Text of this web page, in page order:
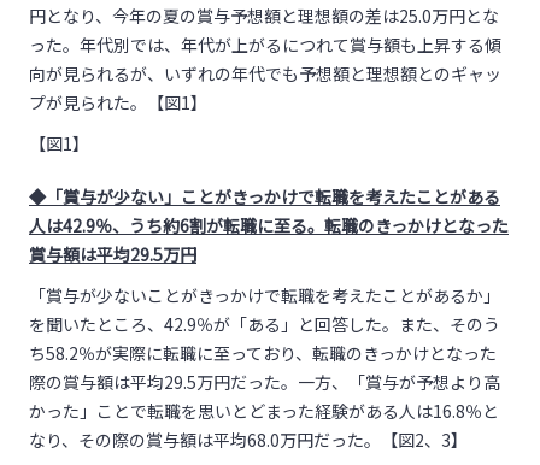
円となり、今年の夏の賞与予想額と理想額の差は25.0万円とな
った。年代別では、年代が上がるにつれて賞与額も上昇する傾
向が見られるが、いずれの年代でも予想額と理想額とのギャッ
プが見られた。【図1】
【図1】
◆「賞与が少ない」ことがきっかけで転職を考えたことがある
人は42.9％、うち約6割が転職に至る。転職のきっかけとなった
賞与額は平均29.5万円
「賞与が少ないことがきっかけで転職を考えたことがあるか」
を聞いたところ、42.9％が「ある」と回答した。また、そのう
ち58.2％が実際に転職に至っており、転職のきっかけとなった
際の賞与額は平均29.5万円だった。一方、「賞与が予想より高
かった」ことで転職を思いとどまった経験がある人は16.8％と
なり、その際の賞与額は平均68.0万円だった。【図2、3】